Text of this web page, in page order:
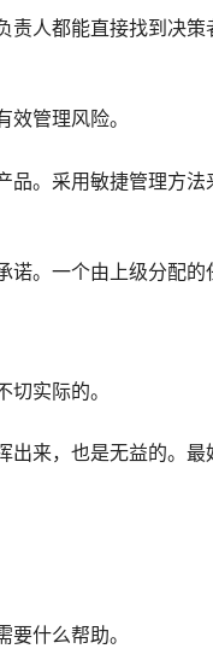
人都能直接找到决策
管理风险。
。采用敏捷管理方法
诺。一个由上级分配
实际的。
出来，也是无益的。
什么帮助。